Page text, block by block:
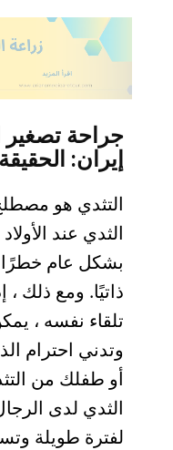
جراحة تصغیر
إيران:
التثدي هو
الثدي عند
بشكل عام
ذاتيًا. ومع ذلك
تلقاء نفسه ،
وتدني احترام
أو طفلك من
الثدي لدى
لفترة طويلة